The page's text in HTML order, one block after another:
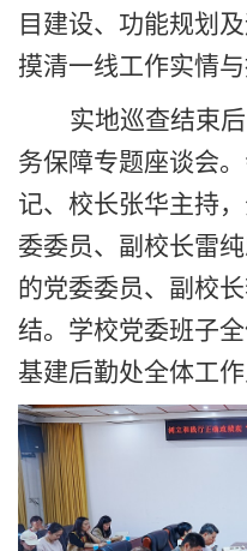
目建设、功能规划
摸清一线工作实情与
实地巡查结束
务保障专题座谈会
记、校长张华主持
委委员、副校长雷
的党委委员、副校
结。学校党委班子
基建后勤处全体工作